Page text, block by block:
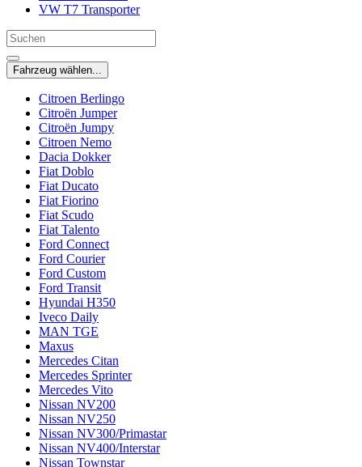
VW T7 Transporter
Fahrzeug wählen...
Citroen Berlingo
Citroën Jumper
Citroën Jumpy
Citroen Nemo
Dacia Dokker
Fiat Doblo
Fiat Ducato
Fiat Fiorino
Fiat Scudo
Fiat Talento
Ford Connect
Ford Courier
Ford Custom
Ford Transit
Hyundai H350
Iveco Daily
MAN TGE
Maxus
Mercedes Citan
Mercedes Sprinter
Mercedes Vito
Nissan NV200
Nissan NV250
Nissan NV300/Primastar
Nissan NV400/Interstar
Nissan Townstar